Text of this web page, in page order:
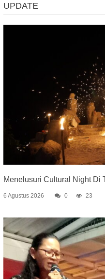
UPDATE
Menelusuri Cultural Night Di
6 Agustus 2026 0 23